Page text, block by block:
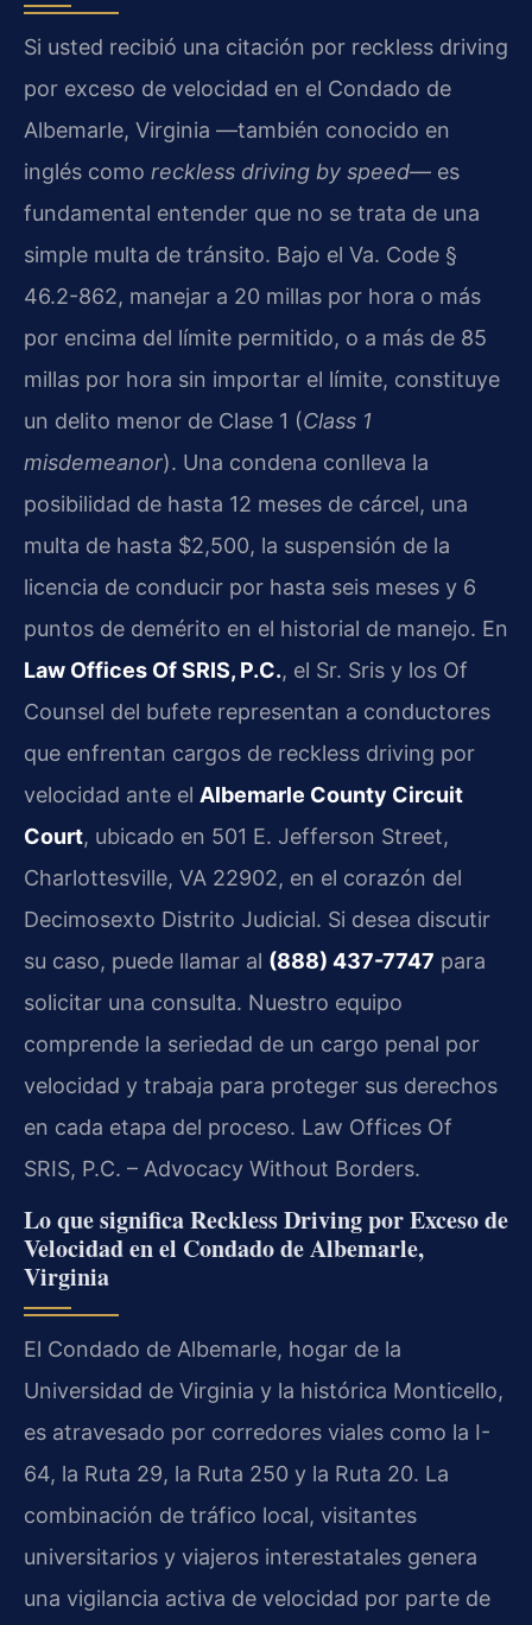
Si usted recibió una citación por reckless driving
por exceso de velocidad en el Condado de
Albemarle, Virginia —también conocido en
inglés como reckless driving by speed— es
fundamental entender que no se trata de una
simple multa de tránsito. Bajo el Va. Code §
46.2-862, manejar a 20 millas por hora o más
por encima del límite permitido, o a más de 85
millas por hora sin importar el límite, constituye
un delito menor de Clase 1 (Class 1
misdemeanor). Una condena conlleva la
posibilidad de hasta 12 meses de cárcel, una
multa de hasta $2,500, la suspensión de la
licencia de conducir por hasta seis meses y 6
puntos de demérito en el historial de manejo. En
Law Offices Of SRIS, P.C., el Sr. Sris y los Of
Counsel del bufete representan a conductores
que enfrentan cargos de reckless driving por
velocidad ante el Albemarle County Circuit
Court, ubicado en 501 E. Jefferson Street,
Charlottesville, VA 22902, en el corazón del
Decimosexto Distrito Judicial. Si desea discutir
su caso, puede llamar al (888) 437-7747 para
solicitar una consulta. Nuestro equipo
comprende la seriedad de un cargo penal por
velocidad y trabaja para proteger sus derechos
en cada etapa del proceso. Law Offices Of
SRIS, P.C. – Advocacy Without Borders.
Lo que significa Reckless Driving por Exceso de
Velocidad en el Condado de Albemarle,
Virginia
El Condado de Albemarle, hogar de la
Universidad de Virginia y la histórica Monticello,
es atravesado por corredores viales como la I-
64, la Ruta 29, la Ruta 250 y la Ruta 20. La
combinación de tráfico local, visitantes
universitarios y viajeros interestatales genera
una vigilancia activa de velocidad por parte de